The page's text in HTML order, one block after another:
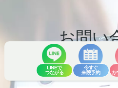
LINEで
つながる
今すぐ
来院予約
カ
お問い